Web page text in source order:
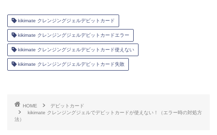
kikimate クレンジングジェルデビットカード
kikimate クレンジングジェルデビットカードエラー
kikimate クレンジングジェルデビットカード使えない
kikimate クレンジングジェルデビットカード失敗
HOME
デビットカード
kikimate クレンジングジェルでデビットカードが使えない！（エラー時の対処方
法）